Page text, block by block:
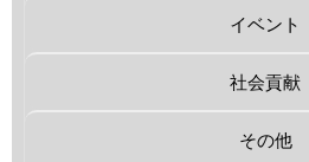
イベント
社会貢献
その他